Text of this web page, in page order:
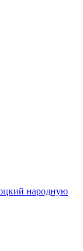
народную